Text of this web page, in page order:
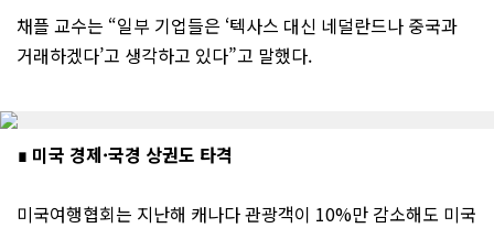
채플 교수는 “일부 기업들은 ‘텍사스 대신 네덜란드나 중국과
거래하겠다’고 생각하고 있다”고 말했다.
∎ 미국 경제·국경 상권도 타격
미국여행협회는 지난해 캐나다 관광객이 10%만 감소해도 미국